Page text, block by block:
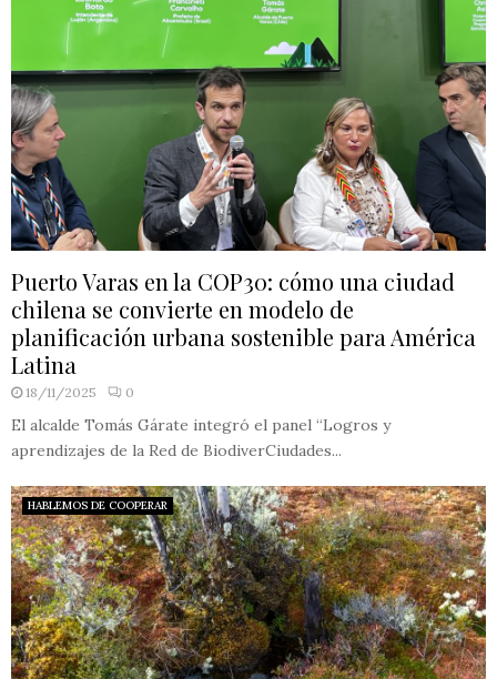
Puerto Varas en la COP30: cómo una ciudad
chilena se convierte en modelo de
planificación urbana sostenible para América
Latina
18/11/2025 0
El alcalde Tomás Gárate integró el panel “Logros y
aprendizajes de la Red de BiodiverCiudades...
HABLEMOS DE COOPERAR